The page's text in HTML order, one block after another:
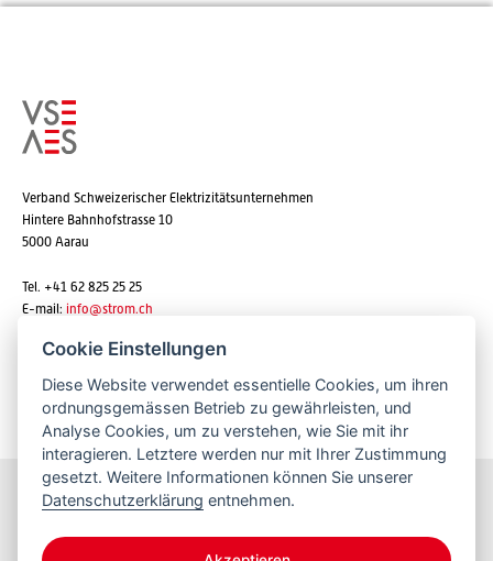
Verband Schweizerischer Elektrizitätsunternehmen
Hintere Bahnhofstrasse 10
5000 Aarau
Tel. +41 62 825 25 25
E-mail: info@strom.ch
Newsletter abonnieren
Bleiben Sie informiert
Cookie Einstellungen
Diese Website verwendet essentielle Cookies, um ihren
ordnungsgemässen Betrieb zu gewährleisten, und
Analyse Cookies, um zu verstehen, wie Sie mit ihr
interagieren. Letztere werden nur mit Ihrer Zustimmung
gesetzt. Weitere Informationen können Sie unserer
Datenschutzerklärung entnehmen.